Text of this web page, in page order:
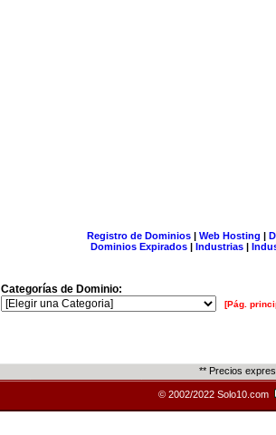
Registro de Dominios| Web Hosting |
Dominios Expirados | Industrias |
Categorías de Dominio:
[Pág.
** Precios
© 2002/2022 Solo10.com